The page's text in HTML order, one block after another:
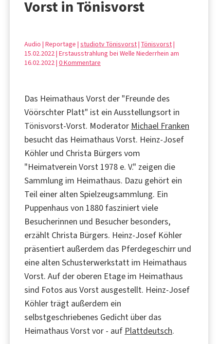
Vorst in Tönisvorst
Audio | Reportage | studiotv Tönisvorst| Tönisvorst|
15.02.2022 | Erstausstrahlung bei Welle Niederrhein am
16.02.2022 | 0 Kommentare
Das Heimathaus Vorst der "Freunde des
Vöörschter Platt" ist ein Ausstellungsort in
Tönisvorst-Vorst. Moderator Michael Franken
besucht das Heimathaus Vorst. Heinz-Josef
Köhler und Christa Bürgers vom
"Heimatverein Vorst 1978 e. V." zeigen die
Sammlung im Heimathaus. Dazu gehört ein
Teil einer alten Spielzeugsammlung. Ein
Puppenhaus von 1880 fasziniert viele
Besucherinnen und Besucher besonders,
erzählt Christa Bürgers. Heinz-Josef Köhler
präsentiert außerdem das Pferdegeschirr und
eine alten Schusterwerkstatt im Heimathaus
Vorst. Auf der oberen Etage im Heimathaus
sind Fotos aus Vorst ausgestellt. Heinz-Josef
Köhler trägt außerdem ein
selbstgeschriebenes Gedicht über das
Heimathaus Vorst vor - auf Plattdeutsch.